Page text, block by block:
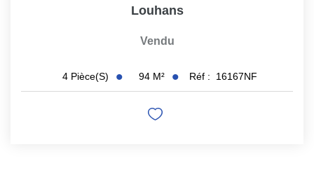
Louhans
Vendu
4 Pièce(s) 94 M² Réf : 16167NF